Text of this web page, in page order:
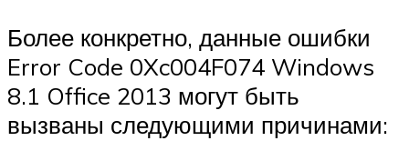
Более конкретно, данные ошибки
Error Code 0Xc004F074 Windows
8.1 Office 2013 могут быть
вызваны следующими причинами: